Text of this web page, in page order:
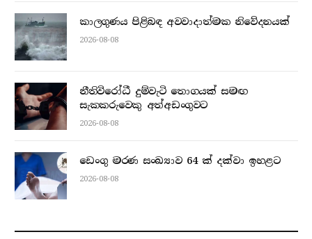
කාලගුණය පිළිබඳ අවවාදාත්මක නිවේදනයක්
2026-08-08
නීතිවිරෝධී දුම්වැටි තොගයක් සමඟ
සැකකරුවෙකු අත්අඩංගුවට
2026-08-08
ඩෙංගු මරණ සංඛ්‍යාව 64 ක් දක්වා ඉහළට
2026-08-08